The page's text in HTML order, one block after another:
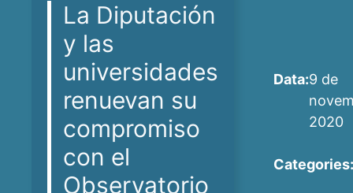
La Diputación
y las
universidades
renuevan su
compromiso
con el
Observatorio
Data:9 de
2020
Categories: